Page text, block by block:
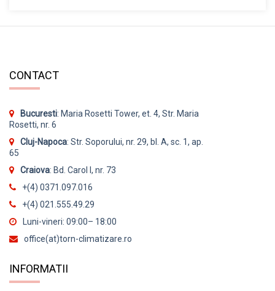
CONTACT
Bucuresti: Maria Rosetti Tower, et. 4, Str. Maria
Rosetti, nr. 6
Cluj-Napoca: Str. Soporului, nr. 29, bl. A, sc. 1, ap.
65
Craiova: Bd. Carol I, nr. 73
+(4) 0371.097.016
+(4) 021.555.49.29
Luni-vineri: 09:00– 18:00
office(at)torn-climatizare.ro
INFORMATII